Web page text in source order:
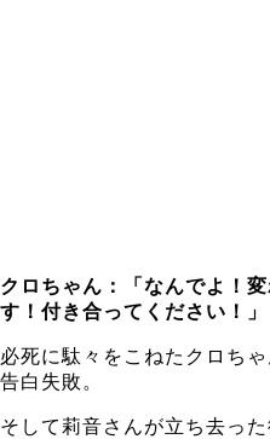
クロちゃん：「なんでよ！
す！付き合ってください！」
必死に駄々をこねたクロち
告白失敗。
そして莉音さんが立ち去っ